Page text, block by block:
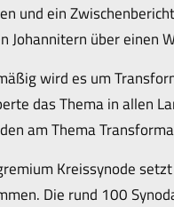
und ein
Johannitern über einen
wird es um
das Thema in allen
am Thema
Kreissynode
Die rund 100